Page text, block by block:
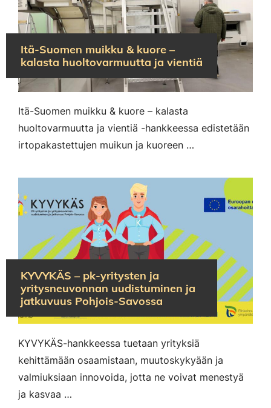
Itä-Suomen muikku & kuore –
kalasta huoltovarmuutta ja vientiä
Itä-Suomen muikku & kuore – kalasta
huoltovarmuutta ja vientiä -hankkeessa edistetään
irtopakastettujen muikun ja kuoreen …
KYVYKÄS – pk-yritysten ja
yritysneuvonnan uudistuminen ja
jatkuvuus Pohjois-Savossa
KYVYKÄS-hankkeessa tuetaan yrityksiä
kehittämään osaamistaan, muutoskykyään ja
valmiuksiaan innovoida, jotta ne voivat menestyä
ja kasvaa …